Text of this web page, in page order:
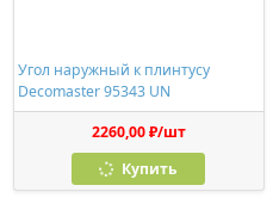
Угол наружный к плинтусу
Decomaster 95343 UN
2260,00 ₽/шт
Купить